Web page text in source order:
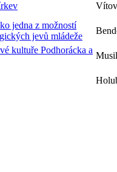
jedna z možností
jevů mládeže
kultuře Podhorácka a